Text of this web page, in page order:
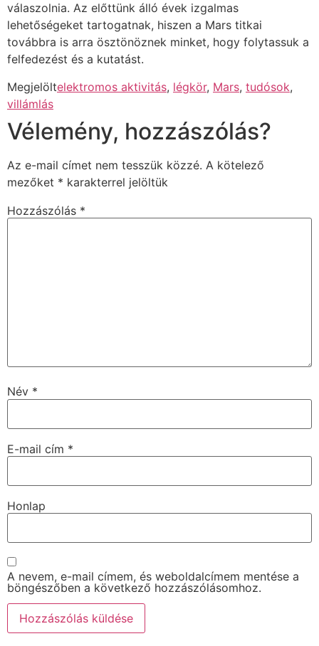
válaszolnia. Az előttünk álló évek izgalmas
lehetőségeket tartogatnak, hiszen a Mars titkai
továbbra is arra ösztönöznek minket, hogy folytassuk a
felfedezést és a kutatást.
Megjelöltelektromos aktivitás, légkör, Mars, tudósok,
villámlás
Vélemény, hozzászólás?
Az e-mail címet nem tesszük közzé. A kötelező
mezőket * karakterrel jelöltük
Hozzászólás *
Név *
E-mail cím *
Honlap
A nevem, e-mail címem, és weboldalcímem mentése a
böngészőben a következő hozzászólásomhoz.